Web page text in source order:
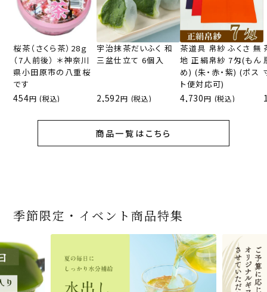
桜茶（さくら茶）28ｇ
（7人前後） ＊神奈川
県小田原市の八重桜
です
454 (税込)
宇治抹茶だいふく 和
三盆仕立て 6個入
2,592 (税込)
茶道具 帛紗 ふくさ 無
地 正絹帛紗 7匁(もん
め) (朱・赤・紫) (ポス
ト便対応可)
4,730 (税込)
商品一覧はこちら
宇治抹茶だいふく 和
三盆仕立て 6個入
2,592 (税込)
お茶屋の京都 宇治抹
1,743 (税込)
宇治抹茶 濃チーズケ
ーキ 『抹茶まる』 1セ
ット6個入
3,240 (税込)
桜茶（さくら茶）28ｇ
（7人前後） ＊神奈川
県小田原市の八重桜
です
454 (税込)
『釜炒りむぎ茶』 10g
324 (税込)
緑茶ティーパック（セ
ンパックシリーズ） 5g
×50袋
864 (税込)
宇治抹茶そば3袋・そ
ばつゆ6袋（6人前）セ
ット 化粧箱（カート
ン/ギフトボックス）
3,032 (税込)
【送料込み】宇治抹茶
そば160ｇ×2袋（4人
前）＋特撰そばつゆ4
個（ポスト便）
2,028 (税込)
宇治抹茶そば２袋・そ
ばつゆ４袋（４人前）
竹かごセット
2,278 (税込)
老舗茶舗の宇治抹茶
かすていらと宇治冠煎
茶の詰合せ
4,112 (税込)
宇治抹茶焼き菓子詰
4,511 (税込)
老舗茶舗のひやひやス
イーツセット 3種6個
3,356 (税込)
茶道具 帛紗 ふくさ 無
地 正絹帛紗 7匁(もん
め) (朱・赤・紫) (ポス
ト便対応可)
4,730 (税込)
茶道具 扇子（せんす）
扇子 利休百首 白竹 6
1,716 (税込)
おとなのお稽古セット
女子用 裏千家 茶道具
16,500 (税込)
季節限定・イベント商品特集